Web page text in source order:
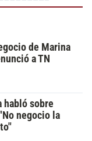
de Marina
a TN
habló sobre
negocio la